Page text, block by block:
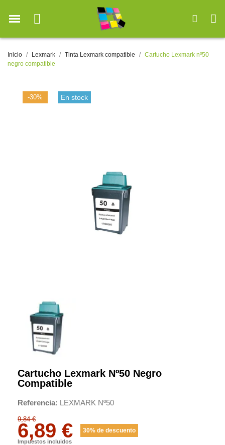
Inicio Lexmark Tinta Lexmark compatible
Cartucho Lexmark nº50
negro compatible
-30% En stock
Cartucho Lexmark Nº50 Negro
Compatible
Referencia LEXMARK Nº50
9,84 €
6,89 € 30% de descuento
Impuestos incluidos